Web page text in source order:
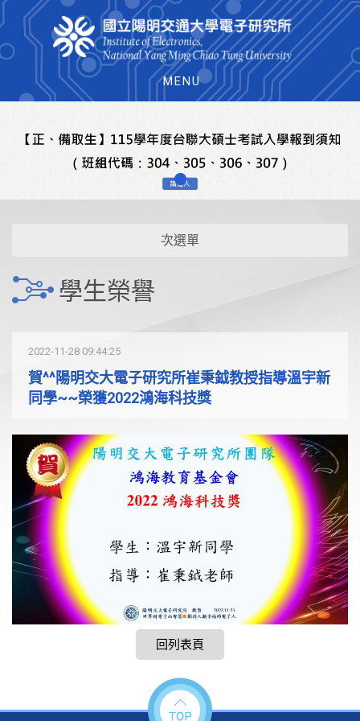
MENU
次選單
學生榮譽
2022-11-28 09:44:25
賀^^陽明交大電子研究所崔秉鉞教授指導溫宇新
同學~~榮獲2022鴻海科技獎
回列表頁